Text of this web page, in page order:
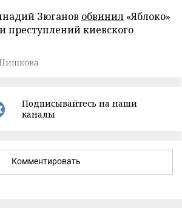
Зюганов обвинил «Яблоко»
преступлений киевского
Подписывайтесь на наши
каналы
Комментировать